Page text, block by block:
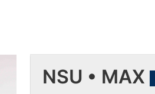
NSU • MAX